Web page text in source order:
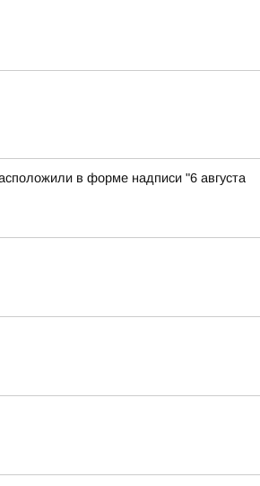
в форме надписи "6 августа